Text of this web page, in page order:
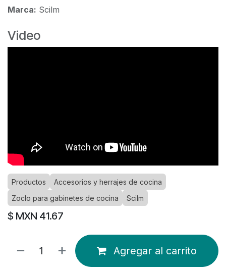
Marca: Scilm
Video
Productos
Accesorios y herrajes de cocina
Zoclo para gabinetes de cocina
Scilm
$ MXN 41.67
Agregar al carrito